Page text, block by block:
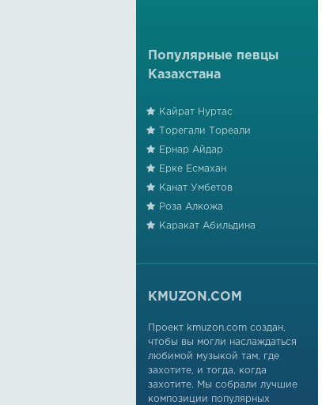
Популярные певцы
Казахстана
Кайрат Нуртас
Торегали Тореали
Ернар Айдар
Ерке Есмахан
Канат Умбетов
Роза Алкожа
Каракат Абильдина
KMUZON.COM
Проект kmuzon.com создан,
чтобы вы могли наслаждаться
любимой музыкой там, где
захотите, и тогда, когда
захотите. Мы собрали лучшие
композиции популярных